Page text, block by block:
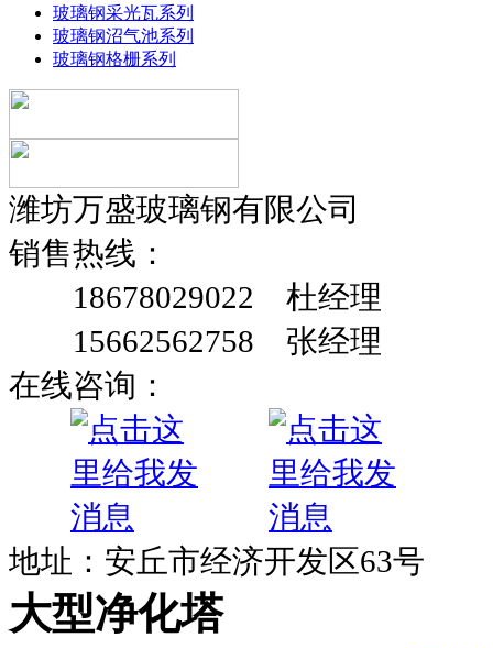
玻璃钢采光瓦系列
玻璃钢沼气池系列
玻璃钢格栅系列
潍坊万盛玻璃钢有限公司
销售热线：
18678029022 杜经理
15662562758 张经理
在线咨询：
地址：安丘市经济开发区63号
大型净化塔